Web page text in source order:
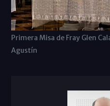
Primera Misa de Fray Glen
Agustín